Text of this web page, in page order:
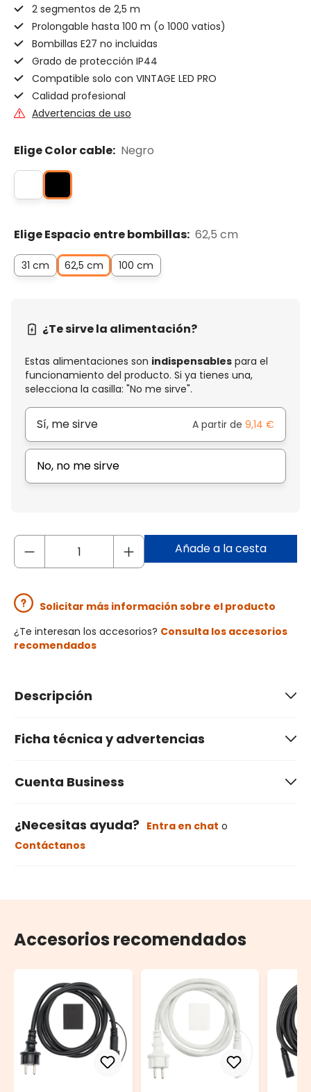
2 segmentos de 2,5 m
Prolongable hasta 100 m (o 1000 vatios)
Bombillas E27 no incluidas
Grado de protección IP44
Compatible solo con VINTAGE LED PRO
Calidad profesional
Advertencias de uso
Elige Color cable: Negro
Elige Espacio entre bombillas: 62,5 cm
31 cm 62,5 cm 100 cm
¿Te sirve la alimentación?
Estas alimentaciones son indispensables para el
funcionamiento del producto. Si ya tienes una,
selecciona la casilla: "No me sirve".
Sí, me sirve A partir de 9,14 €
No, no me sirve
Añade a la cesta
Solicitar más información sobre el producto
¿Te interesan los accesorios? Consulta los accesorios
recomendados
Descripción
Ficha técnica y advertencias
Cuenta Business
¿Necesitas ayuda? Entra en chat o
Contáctanos
Accesorios recomendados